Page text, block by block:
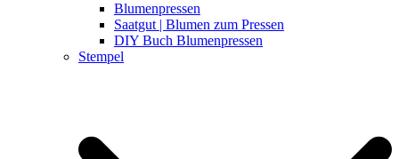
Blumenpressen
Saatgut | Blumen zum Pressen
DIY Buch Blumenpressen
Stempel